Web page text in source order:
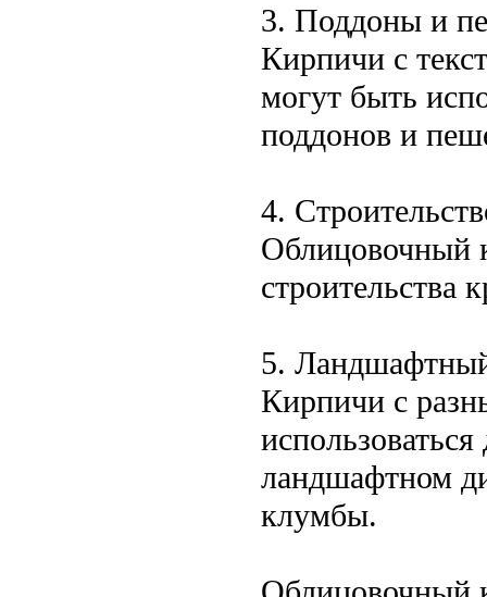
3. Поддоны и
Кирпичи с
могут быть
поддонов и
4.
Облицовочный
строительства
5.
Кирпичи с
ландшафтном
клумбы.